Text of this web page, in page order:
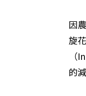
因
旋
（
的